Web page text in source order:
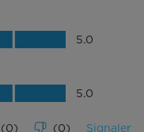
2
sur 5 5.0
produit, 5.0
5.0
(0) (0) Signaler